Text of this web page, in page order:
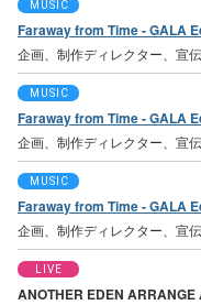
MUSIC
Faraway from Time - GALA
企画、制作ディレクター、宣
MUSIC
Faraway from Time - GALA
企画、制作ディレクター、宣
MUSIC
Faraway from Time - GALA
企画、制作ディレクター、宣
LIVE
ANOTHER EDEN